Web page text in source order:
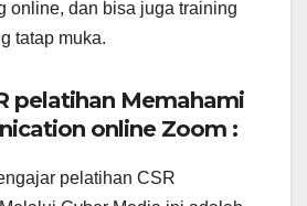
online, dan bisa juga training
tatap muka.
pelatihan Memahami
online Zoom :
pelatihan CSR